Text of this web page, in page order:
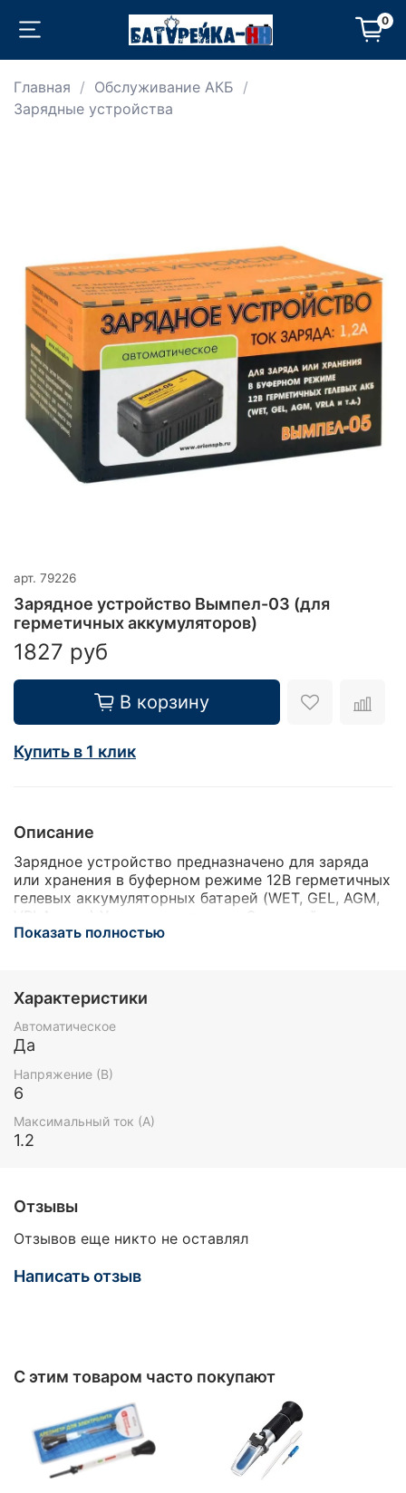
0
Главная
Обслуживание АКБ
Зарядные устройства
арт. 79226
Зарядное устройство Вымпел-03 (для
герметичных аккумуляторов)
1827 руб
В корзину
Купить в 1 клик
Описание
Зарядное устройство предназначено для заряда
или хранения в буферном режиме 12В герметичных
гелевых аккумуляторных батарей (WET, GEL, AGM,
VRLA и т.д) Характеристики Зарядный ток
1,2А Заряд и автоматический переход в
поверхность (стол, полка и т.п.).
Показать полностью
Характеристики
Автоматическое
Да
Напряжение (В)
6
Максимальный ток (А)
1.2
Отзывы
Отзывов еще никто не оставлял
Написать отзыв
С этим товаром часто покупают